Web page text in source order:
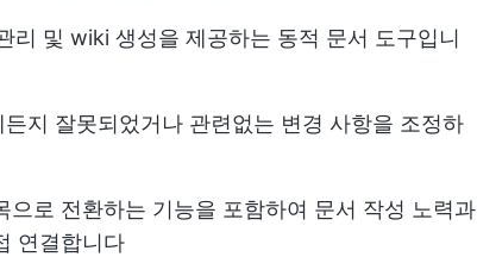
리 및 wiki 생성을 제공하는 동적 문서 도구입니
지 잘못되었거나 관련없는 변경 사항을 조정하
으로 전환하는 기능을 포함하여 문서 작성 노력과
연결합니다